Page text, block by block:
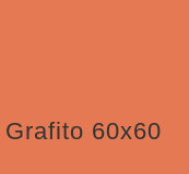
60х60